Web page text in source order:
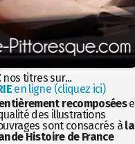
nos titres sur...
en ligne (cliquez ici)
recomposées
des illustrations
sont consacrés à la
Histoire de France